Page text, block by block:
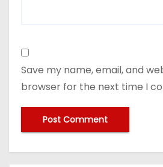
Save my name, email, and
browser for the next time I